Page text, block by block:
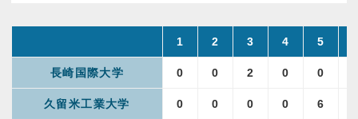
1 2 3 4 5
長崎国際大学 0 0 2 0 0
久留米工業大学 0 0 0 0 6